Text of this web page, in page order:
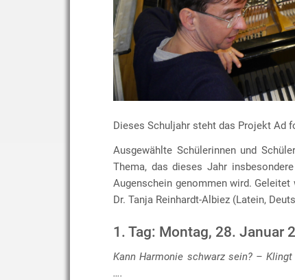
Dieses Schuljahr steht das Projekt
Ausgewählte Schülerinnen und
Thema, das dieses Jahr
Augenschein genommen wird. Geleitet
Dr. Tanja Reinhardt-Albiez (Latein,
1. Tag: Montag, 28. Januar
Kann Harmonie schwarz sein? –
….